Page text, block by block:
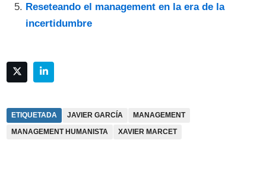
Reseteando el management en la era de la
incertidumbre
ETIQUETADA JAVIER GARCÍA
MANAGEMENT
MANAGEMENT HUMANISTA
XAVIER MARCET